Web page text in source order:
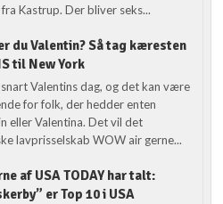
Kastrup. Der bliver seks...
du Valentin? Så tag kæresten
til New York
Valentins dag, og det kan være
for folk, der hedder enten
eller Valentina. Det vil det
lavprisselskab WOW air gerne...
af USA TODAY har talt:
er Top 10 i USA